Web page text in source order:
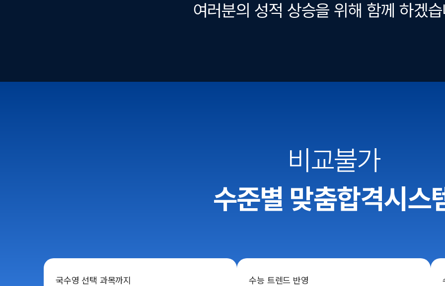
여러분의 성적 상승을 위해 함께 하겠
비교불가
수준별 맞춤합격시스
국수영 선택 과목까지 수능 트렌드 반영